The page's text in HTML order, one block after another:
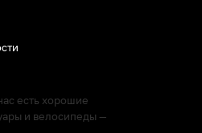
есть хорошие
и велосипеды —